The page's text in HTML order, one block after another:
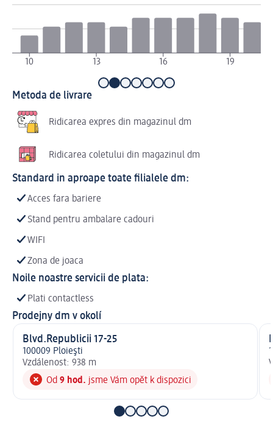
10 13 16 19
Metoda de livrare
Ridicarea expres din magazinul dm
Ridicarea coletului din magazinul dm
Standard in aproape toate filialele dm:
Acces fara bariere
Stand pentru ambalare cadouri
WIFI
Zona de joaca
Noile noastre servicii de plata:
Plati contactless
Prodejny dm v okolí
Blvd.Republicii 17-25
100009 Ploieşti
Vzdálenost: 938 m
Od 9 hod. jsme Vám opět k dispozici